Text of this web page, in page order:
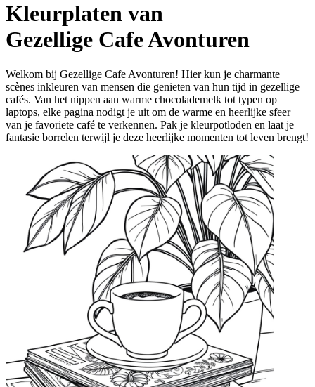
Kleurplaten van
Gezellige Cafe Avonturen
Welkom bij Gezellige Cafe Avonturen! Hier kun je charmante
scènes inkleuren van mensen die genieten van hun tijd in gezellige
cafés. Van het nippen aan warme chocolademelk tot typen op
laptops, elke pagina nodigt je uit om de warme en heerlijke sfeer
van je favoriete café te verkennen. Pak je kleurpotloden en laat je
fantasie borrelen terwijl je deze heerlijke momenten tot leven brengt!